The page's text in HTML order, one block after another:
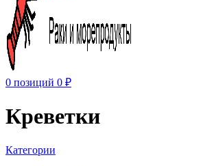
0 позиций 0 ₽
Креветки
Категории